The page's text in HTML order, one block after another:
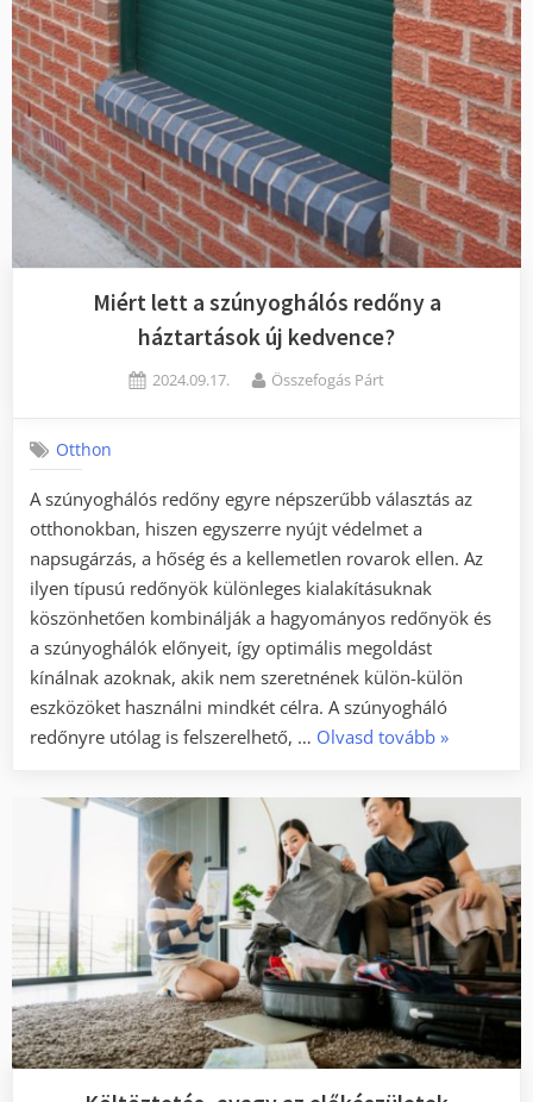
Miért lett a szúnyoghálós redőny a
háztartások új kedvence?
Posted
2024.09.17. By
Összefogás Párt
Otthon
A szúnyoghálós redőny egyre népszerűbb választás az
otthonokban, hiszen egyszerre nyújt védelmet a
napsugárzás, a hőség és a kellemetlen rovarok ellen. Az
ilyen típusú redőnyök különleges kialakításuknak
köszönhetően kombinálják a hagyományos redőnyök és
a szúnyoghálók előnyeit, így optimális megoldást
kínálnak azoknak, akik nem szeretnének külön-külön
eszközöket használni mindkét célra. A szúnyogháló
redőnyre utólag is felszerelhető, … Olvasd tovább„Miért
a
redőny
a
háztartások
új
kedvence?”
»